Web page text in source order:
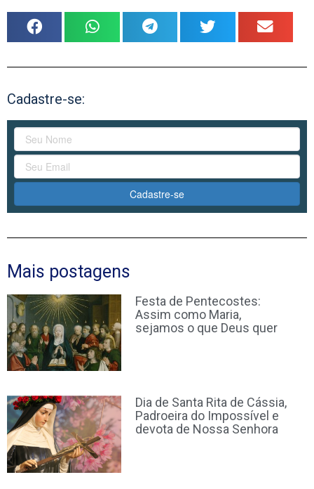
Cadastre-se:
Cadastre-se
Mais postagens
Festa de Pentecostes:
Assim como Maria,
sejamos o que Deus quer
Dia de Santa Rita de Cássia,
Padroeira do Impossível e
devota de Nossa Senhora